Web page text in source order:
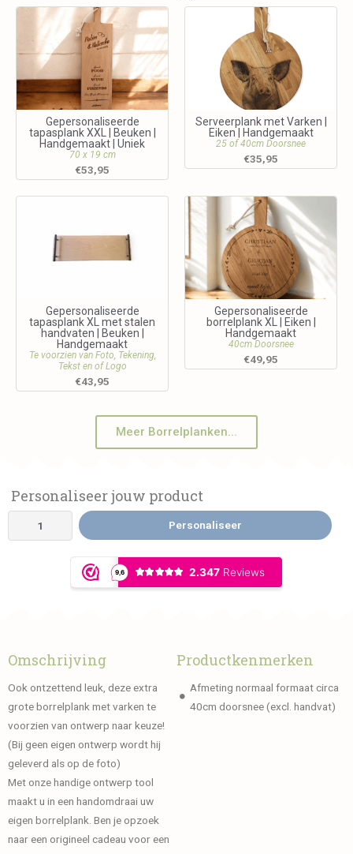
Gepersonaliseerde
tapasplank XXL | Beuken |
Handgemaakt | Uniek
70 x 19 cm
€53,95
Serveerplank met Varken |
Eiken | Handgemaakt
25 of 40cm Doorsnee
€35,95
Gepersonaliseerde
tapasplank XL met stalen
handvaten | Beuken |
Handgemaakt
Te voorzien van Foto, Tekening,
Tekst en of Logo
€43,95
Gepersonaliseerde
borrelplank XL | Eiken |
Handgemaakt
40cm Doorsnee
€49,95
Meer Borrelplanken...
Personaliseer jouw product
Personaliseer
Omschrijving
Ook ontzettend leuk, deze extra
grote borrelplank met varken te
voorzien van ontwerp naar keuze!
(Bij geen eigen ontwerp wordt hij
geleverd als op de foto)
Met onze handige ontwerp tool
maakt u in een handomdraai uw
eigen borrelplank. Ben je opzoek
naar een origineel cadeau voor een
Productkenmerken
Afmeting normaal formaat circa
40cm doorsnee (excl. handvat)